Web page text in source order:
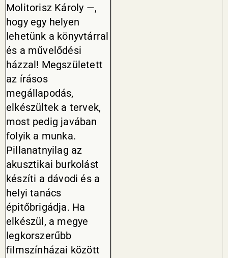
Molitorisz Károly —,
hogy egy helyen
lehetünk a könyvtárral
és a művelődési
házzal! Megszületett
az írásos
megállapodás,
elkészültek a tervek,
most pedig javában
folyik a munka.
Pillanatnyilag az
akusztikai burkolást
készíti a dávodi és a
helyi tanács
épitőbrigádja. Ha
elkészül, a megye
legkorszerűbb
filmszínházai között